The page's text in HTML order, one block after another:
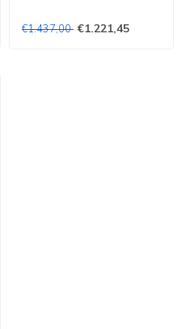
€1.437,00 €1.221,45